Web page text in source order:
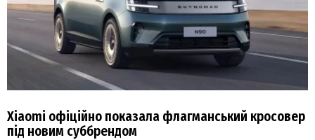
Xiaomi офіційно показала флагманський кросовер
під новим суббрендом